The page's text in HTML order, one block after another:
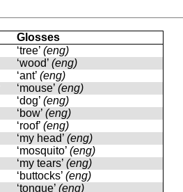
Glosses
‘tree’ (eng)
‘wood’ (eng)
‘ant’ (eng)
‘mouse’ (eng)
‘dog’ (eng)
‘bow’ (eng)
‘roof’ (eng)
‘my head’ (eng)
‘mosquito’ (eng)
‘my tears’ (eng)
‘buttocks’ (eng)
‘tongue’ (eng)